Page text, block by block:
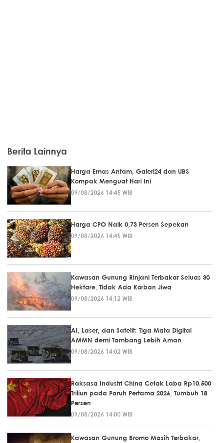
Berita Lainnya
Harga Emas Antam, Galeri24 dan UBS
Kompak Menguat Hari Ini
09/08/2026 14:45 WIB
Harga CPO Naik 0,73 Persen Sepekan
09/08/2026 14:45 WIB
Kawasan Gunung Rinjani Terbakar Seluas 30
Hektare, Tidak Ada Korban Jiwa
09/08/2026 14:12 WIB
AI, Laser, dan Satelit: Tiga Mata Digital
AMMN demi Tambang Lebih Aman
09/08/2026 14:02 WIB
Raksasa Industri China Cetak Laba Rp10.500
Triliun pada Paruh Pertama 2026, Tumbuh 18
Persen
09/08/2026 14:00 WIB
Kawasan Gunung Bromo Masih Terbakar,